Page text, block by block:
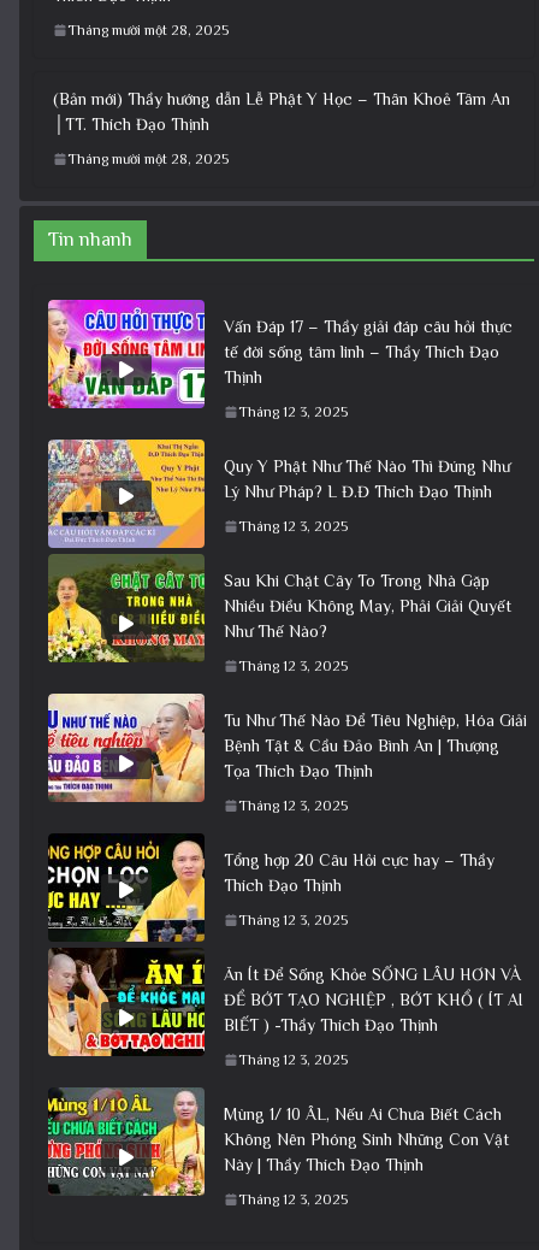
Tháng mười một 28, 2025
(Bản mới) Thầy hướng dẫn Lễ Phật Y Học – Thân Khoẻ Tâm An
│TT. Thích Đạo Thịnh
Tháng mười một 28, 2025
Tin nhanh
Vấn Đáp 17 – Thầy giải đáp câu hỏi thực
tế đời sống tâm linh – Thầy Thích Đạo
Thịnh
Tháng 12 3, 2025
Quy Y Phật Như Thế Nào Thì Đúng Như
Lý Như Pháp? L Đ.Đ Thích Đạo Thịnh
Tháng 12 3, 2025
Sau Khi Chặt Cây To Trong Nhà Gặp
Nhiều Điều Không May, Phải Giải Quyết
Như Thế Nào?
Tháng 12 3, 2025
Tu Như Thế Nào Để Tiêu Nghiệp, Hóa Giải
Bệnh Tật & Cầu Đảo Bình An | Thượng
Tọa Thích Đạo Thịnh
Tháng 12 3, 2025
Tổng hợp 20 Câu Hỏi cực hay – Thầy
Thích Đạo Thịnh
Tháng 12 3, 2025
Ăn Ít Để Sống Khỏe SỐNG LÂU HƠN VÀ
ĐỂ BỚT TẠO NGHIỆP , BỚT KHỔ ( ÍT AI
BIẾT ) -Thầy Thích Đạo Thịnh
Tháng 12 3, 2025
Mùng 1/ 10 ÂL, Nếu Ai Chưa Biết Cách
Không Nên Phóng Sinh Những Con Vật
Này | Thầy Thích Đạo Thịnh
Tháng 12 3, 2025